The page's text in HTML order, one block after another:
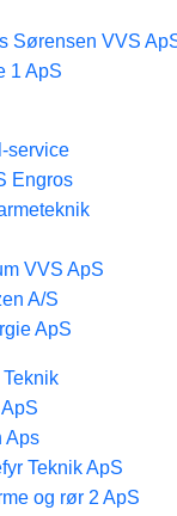
Sørensen VVS
1 ApS
service
Engros
VVS ApS
A/S
ApS
Aps
Teknik ApS
og rør 2 ApS